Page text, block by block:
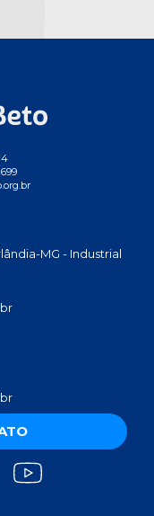
MG - Industrial